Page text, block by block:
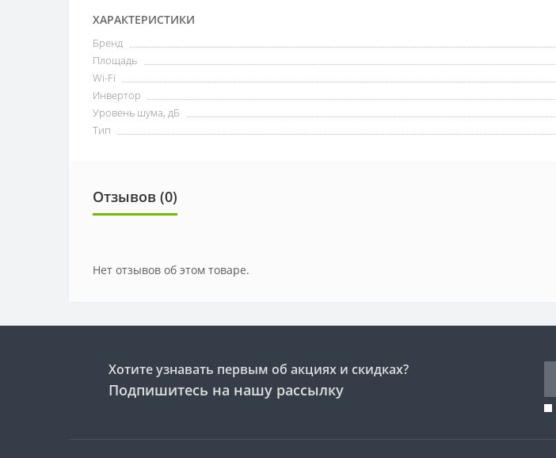
ХАРАКТЕРИСТИКИ
Бренд
Площадь
Wi-Fi
Инвертор
Уровень шума, дБ
Тип
Отзывов (0)
Нет отзывов об этом товаре.
Хотите узнавать первым об акциях и скидках?
Подпишитесь на нашу рассылку